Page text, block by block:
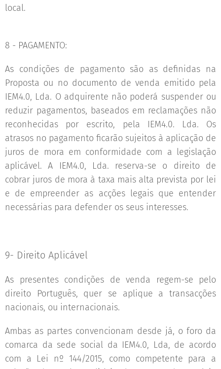
local.
8 - PAGAMENTO:
As condições de pagamento são as definidas na
Proposta ou no documento de venda emitido pela
IEM4.0, Lda. O adquirente não poderá suspender ou
reduzir pagamentos, baseados em reclamações não
reconhecidas por escrito, pela IEM4.0. Lda. Os
atrasos no pagamento ficarão sujeitos à aplicação de
juros de mora em conformidade com a legislação
aplicável. A IEM4.0, Lda. reserva-se o direito de
cobrar juros de mora à taxa mais alta prevista por lei
e de empreender as acções legais que entender
necessárias para defender os seus interesses.
9- Direito Aplicável
As presentes condições de venda regem-se pelo
direito Português, quer se aplique a transacções
nacionais, ou internacionais.
Ambas as partes convencionam desde já, o foro da
comarca da sede social da IEM4.0, Lda, de acordo
com a Lei nº 144/2015, como competente para a